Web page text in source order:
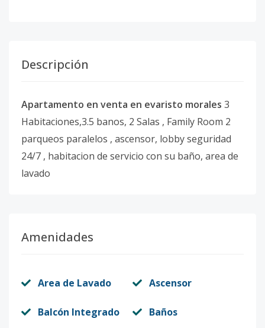
Descripción
Apartamento en venta en evaristo morales 3
Habitaciones,3.5 banos, 2 Salas , Family Room 2
parqueos paralelos , ascensor, lobby seguridad
24/7 , habitacion de servicio con su baño, area de
lavado
Amenidades
Area de Lavado Ascensor
Balcón Integrado Baños